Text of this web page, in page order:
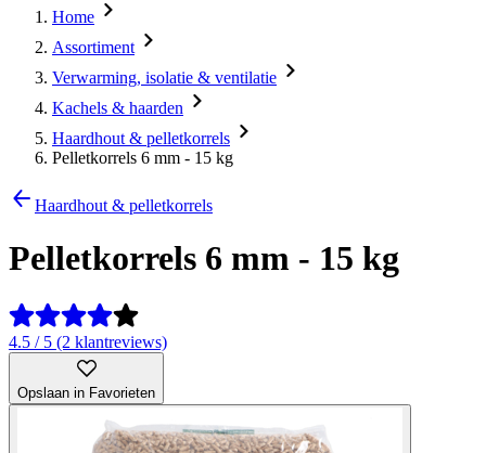
Home
Assortiment
Verwarming, isolatie & ventilatie
Kachels & haarden
Haardhout & pelletkorrels
Pelletkorrels 6 mm - 15 kg
Haardhout & pelletkorrels
Pelletkorrels 6 mm - 15 kg
4.5 / 5 (2 klantreviews)
Opslaan in Favorieten